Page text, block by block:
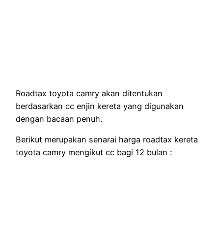
Roadtax toyota camry akan ditentukan
berdasarkan cc enjin kereta yang digunakan
dengan bacaan penuh.
Berikut merupakan senarai harga roadtax kereta
toyota camry mengikut cc bagi 12 bulan :